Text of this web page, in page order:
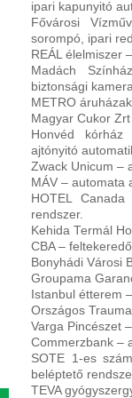
ipari kapunyitó
Fővárosi
sorompó, ipari
REÁL élelmiszer
Madách
biztonsági
METRO
Magyar Cukor
Honvéd
ajtónyitó
Zwack Unicum –
MÁV – automata
HOTEL
rendszer.
Kehida Termál
CBA –
Bonyhádi Városi
Groupama
Istanbul étterem
Országos
Varga Pincészet
Commerzbank –
SOTE 1-es
beléptető
TEVA